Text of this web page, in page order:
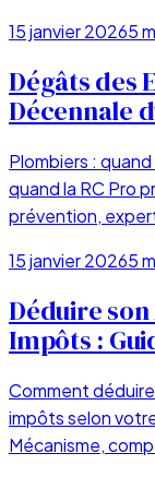
15 janvier 20265
Dégâts des
Décennale
Plombiers :
quand la RC Pro
prévention,
15 janvier 20265
Déduire
Impôts :
Comment
impôts selon
Mécanisme,